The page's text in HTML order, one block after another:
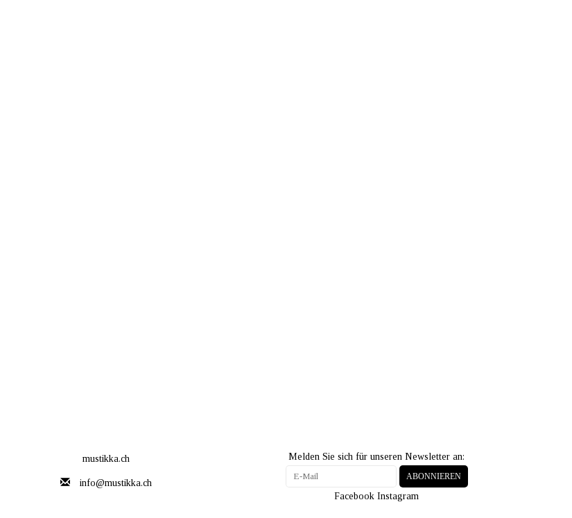
mustikka.ch
info@mustikka.ch
Melden Sie sich für unseren Newsletter an:
ABONNIEREN
Facebook Instagram